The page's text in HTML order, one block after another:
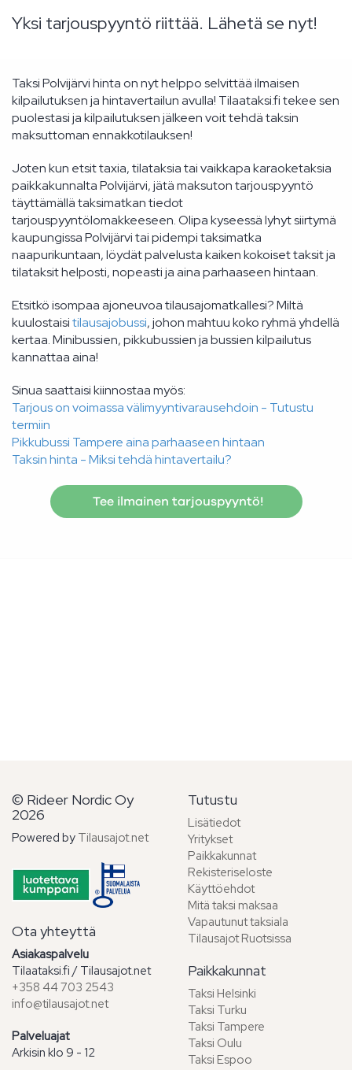
Yksi tarjouspyyntö riittää. Lähetä se nyt!
Taksi Polvijärvi hinta on nyt helppo selvittää ilmaisen
kilpailutuksen ja hintavertailun avulla! Tilaataksi.fi tekee sen
puolestasi ja kilpailutuksen jälkeen voit tehdä taksin
maksuttoman ennakkotilauksen!
Joten kun etsit taxia, tilataksia tai vaikkapa karaoketaksia
paikkakunnalta Polvijärvi, jätä maksuton tarjouspyyntö
täyttämällä taksimatkan tiedot
tarjouspyyntölomakkeeseen. Olipa kyseessä lyhyt siirtymä
kaupungissa Polvijärvi tai pidempi taksimatka
naapurikuntaan, löydät palvelusta kaiken kokoiset taksit ja
tilataksit helposti, nopeasti ja aina parhaaseen hintaan.
Etsitkö isompaa ajoneuvoa tilausajomatkallesi? Miltä
kuulostaisitilausajobussi, johon mahtuu koko ryhmä yhdellä
kertaa. Minibussien, pikkubussien ja bussien kilpailutus
kannattaa aina!
Sinua saattaisi kiinnostaa myös:
Tarjous on voimassa välimyyntivarausehdoin - Tutustu
termiin
Pikkubussi Tampere aina parhaaseen hintaan
Taksin hinta - Miksi tehdä hintavertailu?
Tee ilmainen tarjouspyyntö!
© Rideer Nordic Oy
2026
Powered by Tilausajot.net
Ota yhteyttä
Asiakaspalvelu
Tilaataksi.fi / Tilausajot.net
+358 44 703 2543
info@tilausajot.net
Palveluajat
Arkisin klo 9 - 12
Tutustu
Lisätiedot
Yritykset
Paikkakunnat
Rekisteriseloste
Käyttöehdot
Mitä taksi maksaa
Vapautunut taksiala
Tilausajot Ruotsissa
Paikkakunnat
Taksi Helsinki
Taksi Turku
Taksi Tampere
Taksi Oulu
Taksi Espoo